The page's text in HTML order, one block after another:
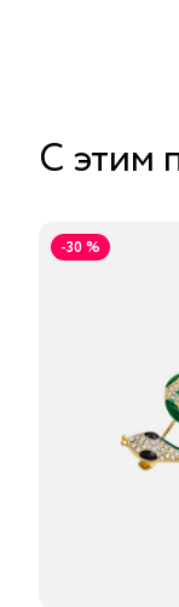
С этим
-30 %